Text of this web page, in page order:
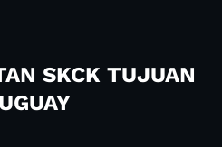
SKCK TUJUAN